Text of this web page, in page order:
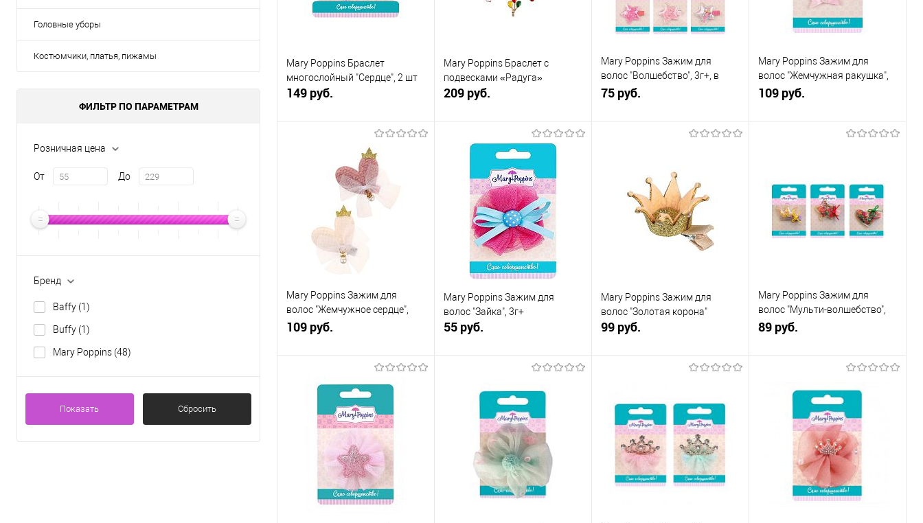
Головные уборы
Костюмчики, платья, пижамы
ФИЛЬТР ПО ПАРАМЕТРАМ
Розничная цена
От До
Бренд
Baffy (1)
Buffy (1)
Mary Poppins (48)
Показать Сбросить
Mary Poppins Браслет
многослойный "Сердце", 2 шт
149 руб.
В корзину
Купить в 1
К
сравнению
В избранное
Mary Poppins Браслет с
подвесками «Радуга»
209 руб.
В корзину
Купить в 1
К
сравнению
В избранное
В наличии
Mary Poppins Зажим для
волос "Волшебство", 3г+, в
ассортименте, 1шт
75 руб.
Купить в 1
К
сравнению
В избранное
В наличии
Mary Poppins Зажим для
волос "Жемчужная ракушка",
3г+
109 руб.
Купить в 1
клик
К
сравнению
В избранное
В наличии
Mary Poppins Зажим для
волос "Жемчужное сердце",
цвета в ассорт., 1 шт
109 руб.
В корзину
Купить в 1
К
сравнению
В избранное
В наличии
Mary Poppins Зажим для
волос "Зайка", 3г+
55 руб.
Купить в 1
К
сравнению
В избранное
В наличии
Mary Poppins Зажим для
волос "Золотая корона"
99 руб.
Купить в 1
клик
К
сравнению
В избранное
В наличии
Mary Poppins Зажим для
волос "Мульти-волшебство",
3г+, в ассортименте, 1шт
89 руб.
Купить в 1
К
сравнению
В избранное
В наличии